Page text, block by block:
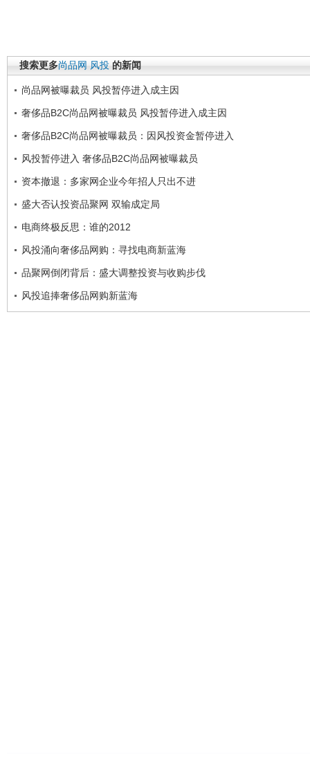
搜索更多尚品网 风投 的新闻
尚品网被曝裁员 风投暂停进入成主因
奢侈品B2C尚品网被曝裁员 风投暂停进入成主因
奢侈品B2C尚品网被曝裁员：因风投资金暂停进入
风投暂停进入 奢侈品B2C尚品网被曝裁员
资本撤退：多家网企业今年招人只出不进
盛大否认投资品聚网 双输成定局
电商终极反思：谁的2012
风投涌向奢侈品网购：寻找电商新蓝海
品聚网倒闭背后：盛大调整投资与收购步伐
风投追捧奢侈品网购新蓝海